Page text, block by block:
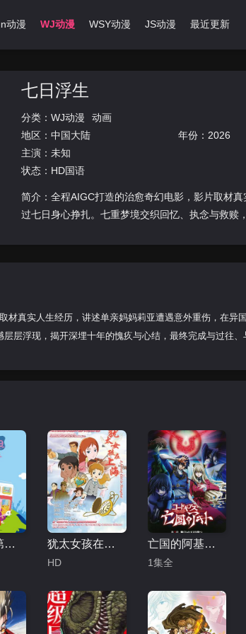
动漫 WJ动漫 WSY动漫 JS动漫 最近更新
七日浮生​
分类： WJ动漫
动画
地区： 中国大陆 年份： 2026
主演：未知
状态：HD国语
简介：全程AIGC打造的治愈奇幻电影，影片取材
过七日身心挣扎。七重梦境交织回忆、执念与救赎
材真实人生经历，讲述单亲妈妈莉亚遭遇意外重伤，在异
层浮现，揭开深埋十年的愧疚与心结，最终完成与过往、
小猪佩奇第九季 犹太女孩在上海
HD
亡国的阿基德第3章：辉芒陨落
1集全